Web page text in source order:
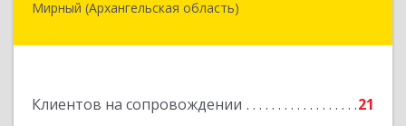
Мирный (Архангельская область)
Клиентов на сопровождении 21
164170, г.Мирный, Архангельской обл.,